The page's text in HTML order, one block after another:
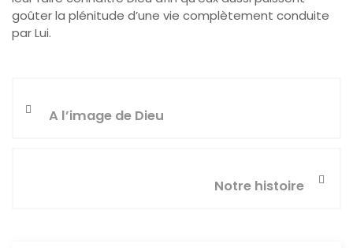
goûter la plénitude d’une vie complètement conduite
par Lui.
A l’image de Dieu
Notre histoire